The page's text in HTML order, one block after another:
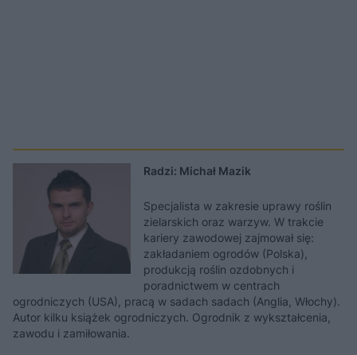
Radzi: Michał Mazik
Specjalista w zakresie uprawy roślin
zielarskich oraz warzyw. W trakcie
kariery zawodowej zajmował się:
zakładaniem ogrodów (Polska),
produkcją roślin ozdobnych i
poradnictwem w centrach
ogrodniczych (USA), pracą w sadach sadach (Anglia, Włochy).
Autor kilku książek ogrodniczych. Ogrodnik z wykształcenia,
zawodu i zamiłowania.